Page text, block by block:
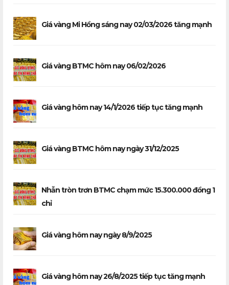
Giá vàng Mi Hồng sáng nay 02/03/2026 tăng mạnh
Giá vàng BTMC hôm nay 06/02/2026
Giá vàng hôm nay 14/1/2026 tiếp tục tăng mạnh
Giá vàng BTMC hôm nay ngày 31/12/2025
Nhẫn tròn trơn BTMC chạm mức 15.300.000 đồng 1
chỉ
Giá vàng hôm nay ngày 8/9/2025
Giá vàng hôm nay 26/8/2025 tiếp tục tăng mạnh